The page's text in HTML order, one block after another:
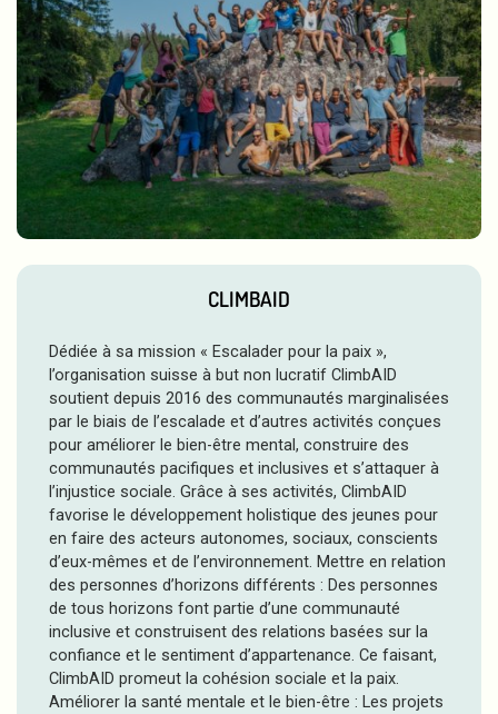
CLIMBAID
Dédiée à sa mission « Escalader pour la paix »,
l’organisation suisse à but non lucratif ClimbAID
soutient depuis 2016 des communautés marginalisées
par le biais de l’escalade et d’autres activités conçues
pour améliorer le bien-être mental, construire des
communautés pacifiques et inclusives et s’attaquer à
l’injustice sociale. Grâce à ses activités, ClimbAID
favorise le développement holistique des jeunes pour
en faire des acteurs autonomes, sociaux, conscients
d’eux-mêmes et de l’environnement. Mettre en relation
des personnes d’horizons différents : Des personnes
de tous horizons font partie d’une communauté
inclusive et construisent des relations basées sur la
confiance et le sentiment d’appartenance. Ce faisant,
ClimbAID promeut la cohésion sociale et la paix.
Améliorer la santé mentale et le bien-être : Les projets